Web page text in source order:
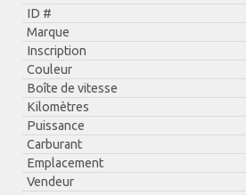
ID #
Marque
Inscription
Couleur
Boîte de vitesse
Kilomètres
Puissance
Carburant
Emplacement
Vendeur